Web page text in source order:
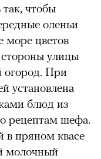
чтобы
оленьи
море цветов
стороны улицы
огород. При
установлена
блюд из
рецептам шефа.
в пряном квасе
молочный